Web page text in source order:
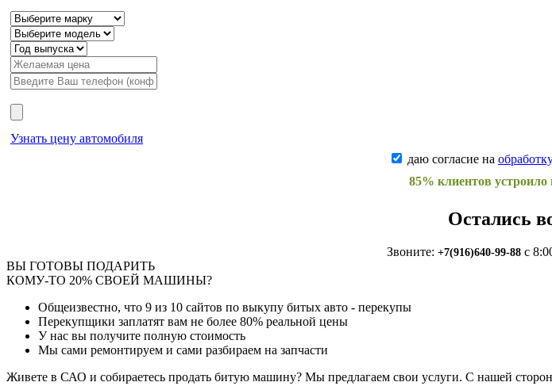
Узнать цену автомобиля
даю согласие на
85% клиентов
Остались
Звоните: +7(916)640-99-88с
ВЫ ГОТОВЫ ПОДАРИТЬ
КОМУ-ТО 20% СВОЕЙ МАШИНЫ?
Общеизвестно, что 9 из 10 сайтов по выкупу битых авто - перекупы
Перекупщики заплатят вам не более 80% реальной цены
У нас вы получите полную стоимость
Мы сами ремонтируем и сами разбираем на запчасти
Живете в САО и собираетесь продать битую машину? Мы предлагаем свои услуги. С нашей